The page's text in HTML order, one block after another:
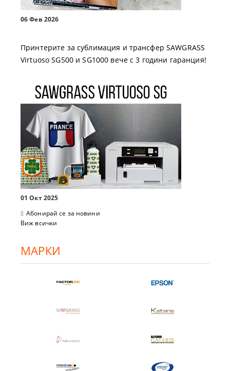
06 Фев 2026
Принтерите за сублимация и трансфер SAWGRASS
Virtuoso SG500 и SG1000 вече с 3 години гаранция!
01 Окт 2025
Абонирай се за новини
Виж всички
МАРКИ